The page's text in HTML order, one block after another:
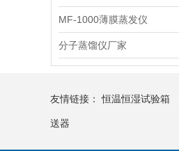
MF-1000薄膜蒸发仪
分子蒸馏仪厂家
友情链接：恒温恒湿试验箱
送器